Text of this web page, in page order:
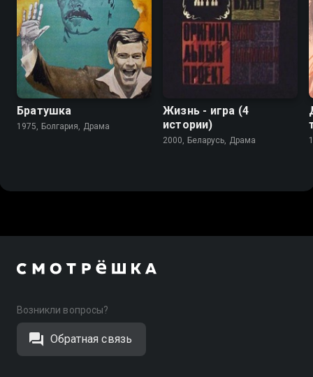
6.9
Братушка
1975, Болгария, Драма
Жизнь - игра (4
истории)
2000, Беларусь, Драма
Возникли вопросы?
Обратная связь